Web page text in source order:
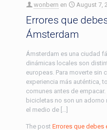
wonbern en August 7,
Errores que
Ámsterdam
Ámsterdam es una ciudad
dinámicas locales son
europeas. Para moverte sin
experiencia más auténtica,
comunes antes de
bicicletas no son un adorno
el medio de […]
The post Errores que debes